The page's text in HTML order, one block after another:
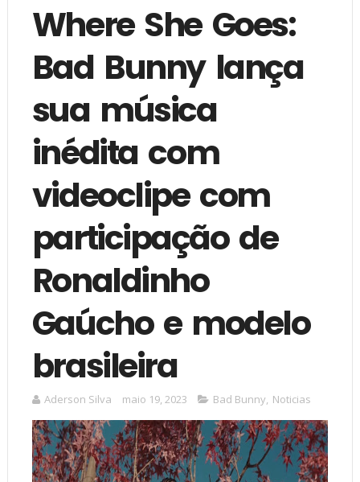
Where She Goes:
Bad Bunny lança
sua música
inédita com
videoclipe com
participação de
Ronaldinho
Gaúcho e modelo
brasileira
Aderson Silva maio 19, 2023 Bad Bunny, Noticias